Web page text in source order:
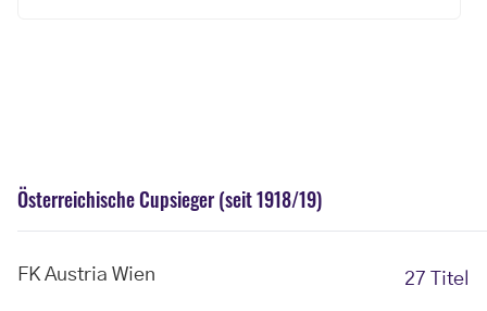
Österreichische Cupsieger (seit 1918/19)
FK Austria Wien 27 Titel